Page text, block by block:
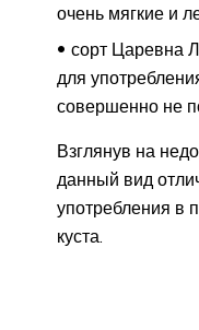
очень мягкие и
сорт Царевна
для
совершенно не
Взглянув на
данный вид
употребления в
куста.